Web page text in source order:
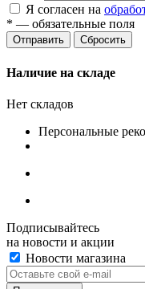
Я согласен на
* — обязательные поля
Сбросить
Наличие на складе
Нет складов
Персональные
Подписывайтесь
на новости и акции
Новости магазина